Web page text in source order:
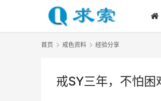
首页 戒色资料 经验分享
戒SY三年，不怕困